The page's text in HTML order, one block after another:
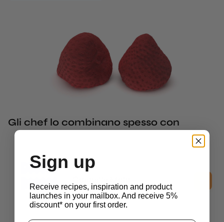
Gli chef lo combinano spesso con
3D Molds
$63.55 IVA esclusa
Sign up
Receive recipes, inspiration and product
launches in your mailbox. And receive 5%
discount* on your first order.